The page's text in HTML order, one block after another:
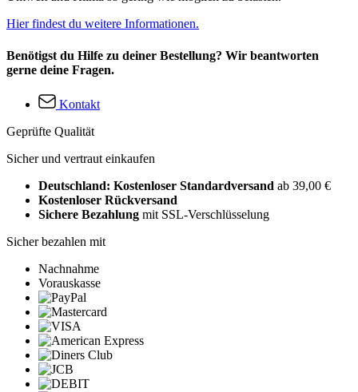
Hier findest du weitere Informationen.
Benötigst du Hilfe zu deiner Bestellung? Wir beantworten
gerne deine Fragen.
Kontakt
Geprüfte Qualität
Sicher und vertraut einkaufen
Deutschland: Kostenloser Standardversand ab 39,00 €
Kostenloser Rückversand
Sichere Bezahlung mit SSL-Verschlüsselung
Sicher bezahlen mit
Nachnahme
Vorauskasse